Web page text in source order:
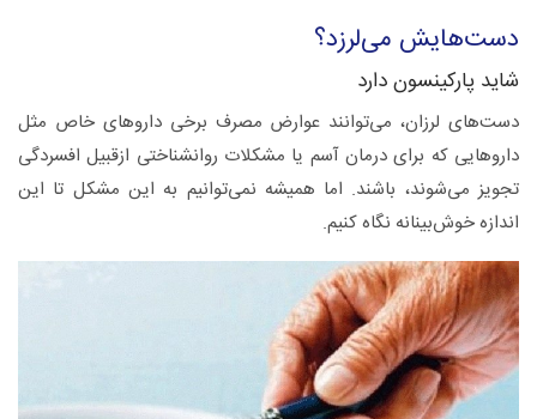
دست‌هایش می‌لرزد؟
شاید پارکینسون دارد
دست‌های لرزان، می‌توانند عوارض مصرف برخی داروهای خاص مثل
داروهایی که برای درمان آسم یا مشکلات روانشناختی ازقبیل افسردگی
تجویز می‌شوند، باشند. اما همیشه نمی‌توانیم به این مشکل تا این
اندازه خوش‌بینانه نگاه کنیم.